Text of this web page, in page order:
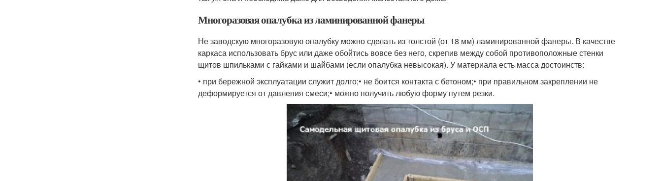
Многоразовая опалубка из ламинированной фанеры
Не заводскую многоразовую опалубку можно сделать из толстой (от 18 мм) ламинированной фанеры. В качестве
каркаса использовать брус или даже обойтись вовсе без него, скрепив между собой противоположные стенки
щитов шпильками с гайками и шайбами (если опалубка невысокая). У материала есть масса достоинств:
• при бережной эксплуатации служит долго;• не боится контакта с бетоном;• при правильном закреплении не
деформируется от давления смеси;• можно получить любую форму путем резки.